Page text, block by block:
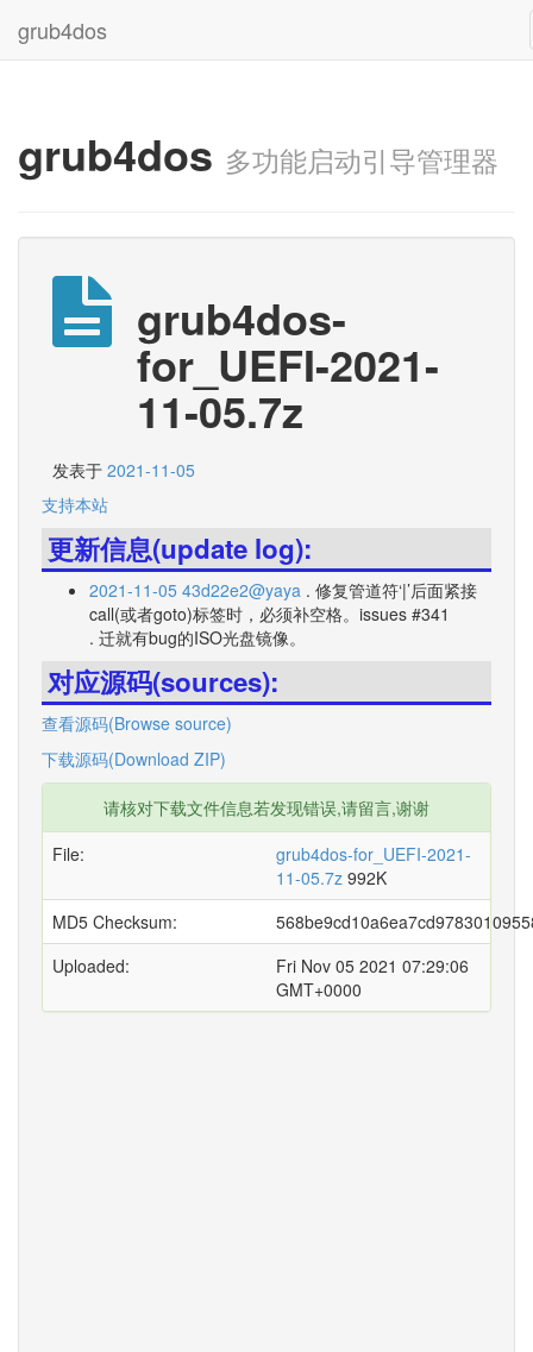
grub4dos
grub4dos 多功能启动引导管理器
grub4dos-
for_UEFI-2021-
11-05.7z
发表于 2021-11-05
支持本站
更新信息(update log):
2021-11-05 43d22e2@yaya . 修复管道符‘|’后面紧接
call(或者goto)标签时，必须补空格。issues #341
. 迁就有bug的ISO光盘镜像。
对应源码(sources):
查看源码(Browse source)
下载源码(Download ZIP)
请核对下载文件信息若发现错误,请留言,谢谢
File:
grub4dos-for_UEFI-2021-
11-05.7z 992K
MD5 Checksum:
Uploaded:
Fri Nov 05 2021 07:29:06
GMT+0000